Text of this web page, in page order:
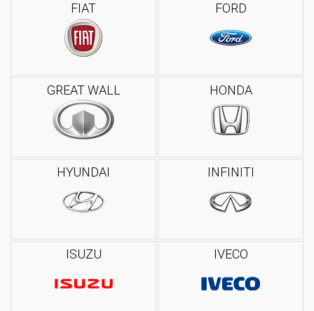
FIAT FORD
GREAT WALL HONDA
HYUNDAI INFINITI
ISUZU IVECO